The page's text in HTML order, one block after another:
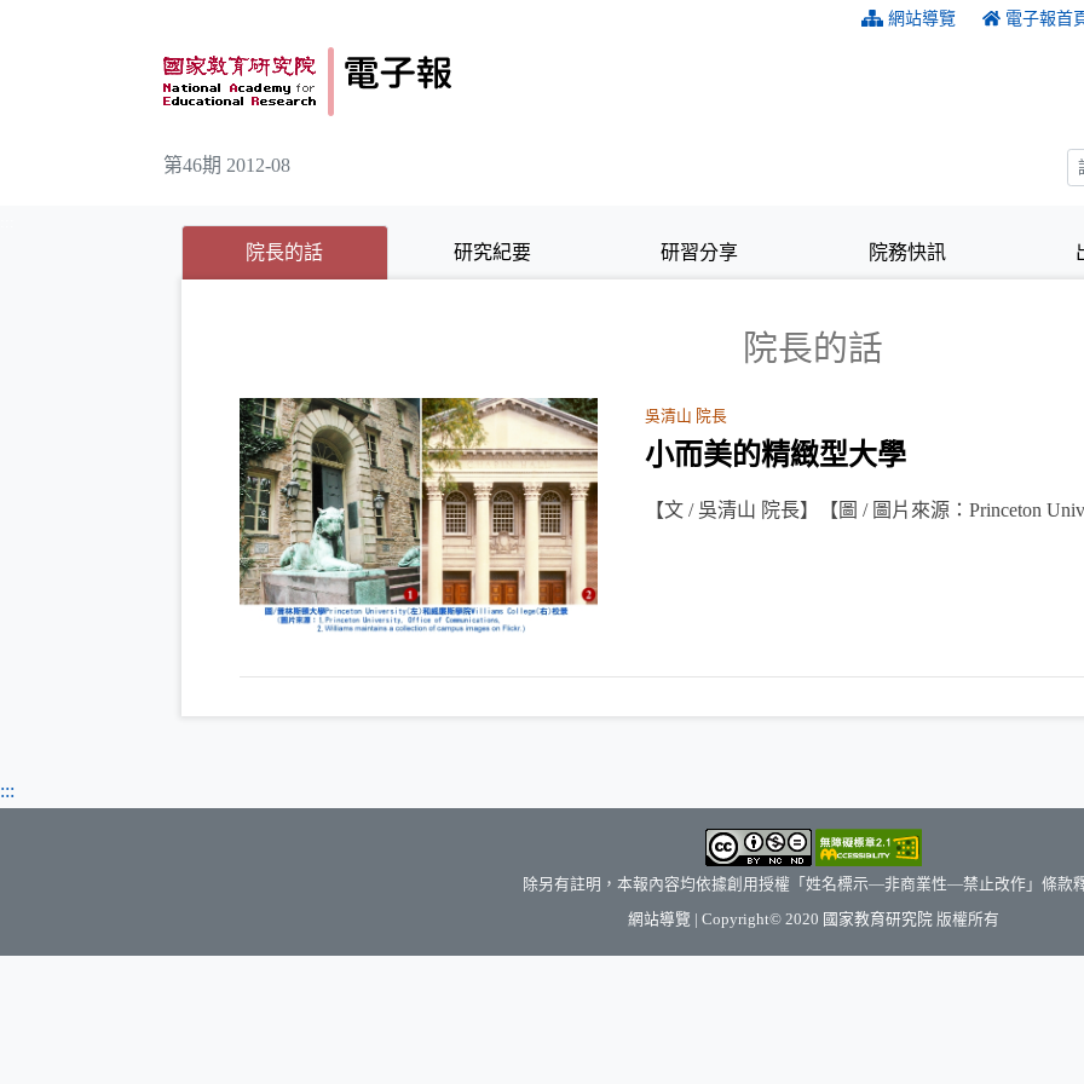
網站導覽 電子報首
第46期 2012-08
院長的話(目前選取的頁籤)
(目前選取的頁籤)研究紀要 研習分享 院務快訊
院長的話
吳清山 院長
小而美的精緻型大學
【文 / 吳清山 院長】【圖 / 圖片來源：Princeton
:::
除另有註明，本報內容均依據創用授權「姓名標示—非商業性—禁止改作」條款
網站導覽 | Copyright© 2020 國家教育研究院（另開新視窗）
版權所有